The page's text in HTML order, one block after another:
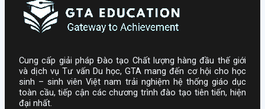
Cung cấp giải pháp Đào tạo Chất lượng hàng đầu thế giới
và dịch vụ Tư vấn Du học, GTA mang đến cơ hội cho học
sinh – sinh viên Việt nam trải nghiệm hệ thống giáo dục
toàn cầu, tiếp cận các chương trình đào tạo tiên tiến, hiện
đại nhất.